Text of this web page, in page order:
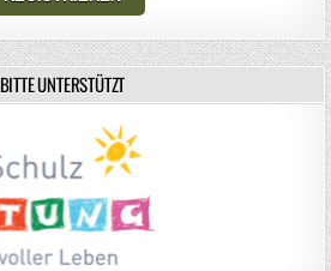
BITTE UNTERSTÜTZT